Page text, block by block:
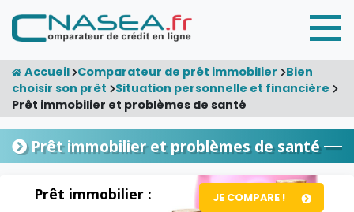
Accueil Comparateur de prêt immobilier
Bien
choisir son prêt
Situation personnelle et financière
Prêt immobilier et problèmes de santé
Prêt immobilier et problèmes de santé
Prêt immobilier : JE COMPARE !